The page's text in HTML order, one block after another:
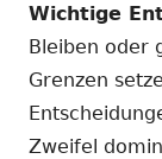
Wichtige
Bleiben oder
Grenzen
Zweifel